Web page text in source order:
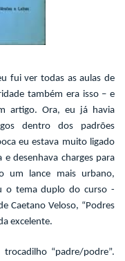
fui ver todas as aulas de
também era isso – e
artigo. Ora, eu já havia
dentro dos padrões
eu estava muito ligado
desenhava charges para
um lance mais urbano,
o tema duplo do curso -
Caetano Veloso, “Podres
excelente.
“padre/podre”.